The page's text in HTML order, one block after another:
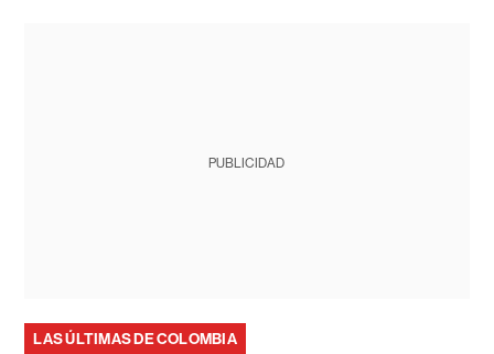
PUBLICIDAD
LAS ÚLTIMAS DE COLOMBIA